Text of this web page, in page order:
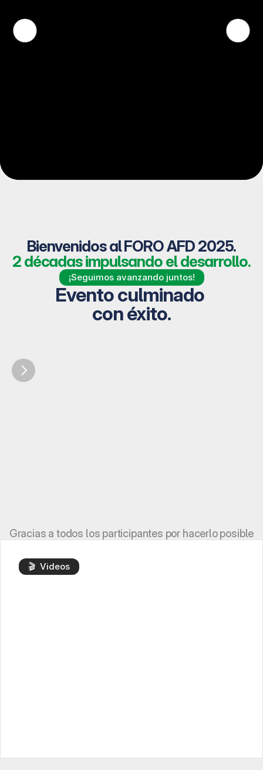
Bienvenidos al FORO AFD 2025.
2 décadas impulsando el desarrollo.
¡Seguimos avanzando juntos!
Evento culminado
con éxito.
Gracias a todos los participantes por hacerlo posible
🎬  Videos